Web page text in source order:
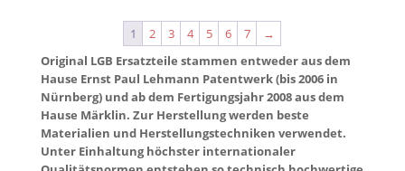
Original LGB Ersatzteile stammen entweder aus dem
Hause Ernst Paul Lehmann Patentwerk (bis 2006 in
Nürnberg) und ab dem Fertigungsjahr 2008 aus dem
Hause Märklin. Zur Herstellung werden beste
Materialien und Herstellungstechniken verwendet.
Unter Einhaltung höchster internationaler
1 2 3 4 5 6 7 →